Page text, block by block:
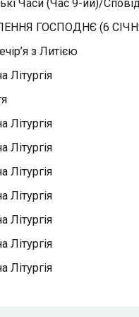
Часи (Час 9-ий)/
ГОСПОДНЄ (6
з Литією
Літургія
Літургія
Літургія
Літургія
Літургія
Літургія
Літургія
Літургія